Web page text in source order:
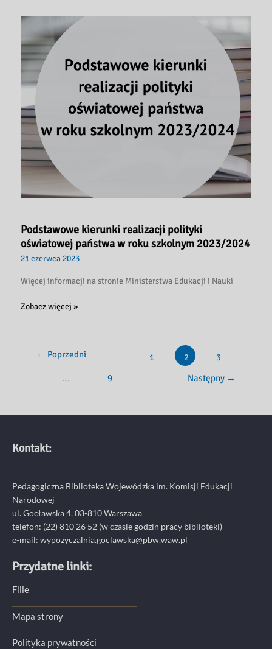
godzin
otwarcia
biblioteki!
Podstawowe kierunki realizacji polityki
oświatowej państwa w roku szkolnym 2023/2024
21 czerwca 2023
Więcej informacji na stronie Ministerstwa Edukacji i Nauki
Podstawowe
oświatowej
szkolnym
Zobacz więcej »
← Poprzedni 1 2
3
…
9 Następny →
Kontakt:
Pedagogiczna Biblioteka Wojewódzka im. Komisji Edukacji
Narodowej
ul. Gocławska 4, 03-810 Warszawa
telefon: (22) 810 26 52 (w czasie godzin pracy biblioteki)
e-mail: wypozyczalnia.goclawska@pbw.waw.pl
Przydatne linki:
Filie
Mapa strony
Polityka prywatności